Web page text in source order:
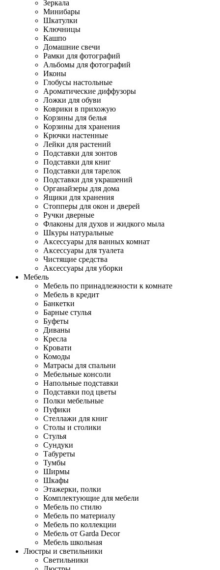
Зеркала
Минибары
Шкатулки
Ключницы
Кашпо
Домашние свечи
Рамки для фотографий
Альбомы для фотографий
Иконы
Глобусы настольные
Ароматические диффузоры
Ложки для обуви
Коврики в прихожую
Корзины для белья
Корзины для хранения
Крючки настенные
Лейки для растений
Подставки для зонтов
Подставки для книг
Подставки для тарелок
Подставки для украшений
Органайзеры для дома
Ящики для хранения
Стопперы для окон и дверей
Ручки дверные
Флаконы для духов и жидкого мыла
Шкуры натуральные
Аксессуары для ванных комнат
Аксессуары для туалета
Чистящие средства
Аксессуары для уборки
Мебель
Мебель по принадлежности к комнате
Мебель в кредит
Банкетки
Барные стулья
Буфеты
Диваны
Кресла
Кровати
Комоды
Матрасы для спальни
Мебельные консоли
Напольные подставки
Подставки под цветы
Полки мебельные
Пуфики
Стеллажи для книг
Столы и столики
Стулья
Сундуки
Табуреты
Тумбы
Ширмы
Шкафы
Этажерки, полки
Комплектующие для мебели
Мебель по стилю
Мебель по материалу
Мебель по коллекции
Мебель от Garda Decor
Мебель школьная
Люстры и светильники
Светильники